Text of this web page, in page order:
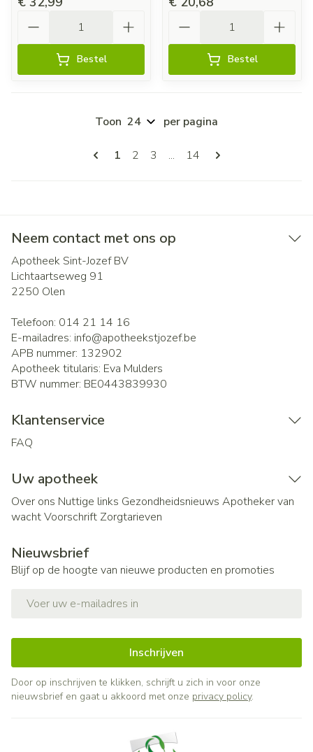
Bestel Bestel
Pagina's
U lees momenteel pagina
1 Pagina
2 Pagina
3 ... Pagina
14
Toon per pagina
Neem contact met ons op
Apotheek Sint-Jozef BV
Lichtaartseweg 91
2250 Olen
Telefoon: 014 21 14 16
E-mailadres: info@apotheekstjozef.be
APB nummer: 132902
Apotheek titularis: Eva Mulders
BTW nummer: BE0443839930
Klantenservice
FAQ
Uw apotheek
Over ons Nuttige links Gezondheidsnieuws Apotheker van
wachtVoorschrift Zorgtarieven
Nieuwsbrief
Blijf op de hoogte van nieuwe producten en promoties
Inschrijven
Door op inschrijven te klikken, schrijft u zich in voor onze
nieuwsbrief en gaat u akkoord met onze privacy policy.